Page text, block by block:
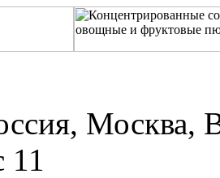
Москва,
11